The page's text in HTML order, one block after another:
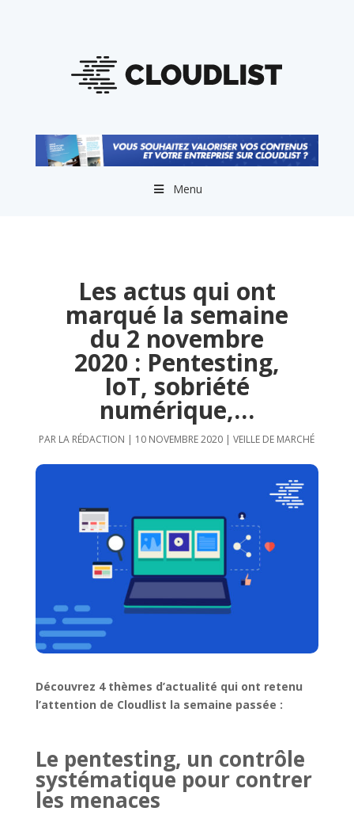
Menu
Les actus qui ont
marqué la semaine
du 2 novembre
2020 : Pentesting,
IoT, sobriété
numérique,…
PAR LA RÉDACTION | 10 NOVEMBRE 2020 |VEILLE DE MARCHÉ
Découvrez 4 thèmes d’actualité qui ont retenu
l’attention de Cloudlist la semaine passée :
Le pentesting, un contrôle
systématique pour contrer
les menaces